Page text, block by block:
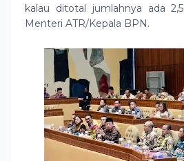
kalau ditotal jumlahnya ada
Menteri ATR/Kepala BPN.